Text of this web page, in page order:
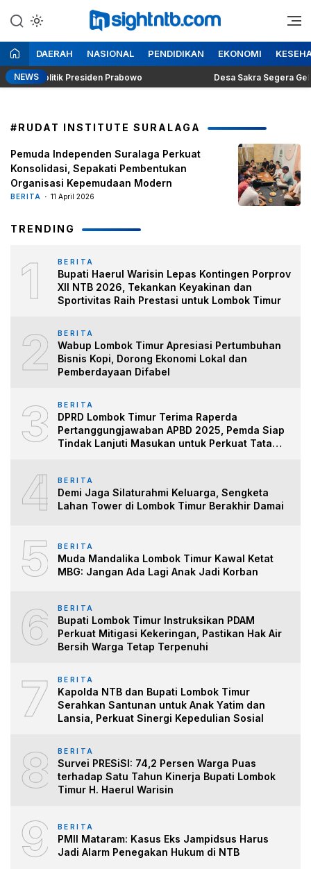
ke
konten
Insight NTB
Berita Seputar NTB
DAERAH NASIONAL PENDIDIKAN EKONOMI
NEWS
Politik Presiden Prabowo Desa Sakra Segera Gelar
#RUDAT INSTITUTE SURALAGA
Pemuda Independen Suralaga Perkuat
Konsolidasi, Sepakati Pembentukan
Organisasi Kepemudaan Modern
BERITA 11 April 2026
TRENDING
1 BERITA
Bupati Haerul Warisin Lepas Kontingen Porprov
XII NTB 2026, Tekankan Keyakinan dan
Sportivitas Raih Prestasi untuk Lombok Timur
2 BERITA
Wabup Lombok Timur Apresiasi Pertumbuhan
Bisnis Kopi, Dorong Ekonomi Lokal dan
Pemberdayaan Difabel
3 BERITA
DPRD Lombok Timur Terima Raperda
Pertanggungjawaban APBD 2025, Pemda Siap
Tindak Lanjuti Masukan untuk Perkuat Tata
4 BERITA
Demi Jaga Silaturahmi Keluarga, Sengketa
Lahan Tower di Lombok Timur Berakhir Damai
5 BERITA
Muda Mandalika Lombok Timur Kawal Ketat
MBG: Jangan Ada Lagi Anak Jadi Korban
6 BERITA
Bupati Lombok Timur Instruksikan PDAM
Perkuat Mitigasi Kekeringan, Pastikan Hak Air
Bersih Warga Tetap Terpenuhi
7 BERITA
Kapolda NTB dan Bupati Lombok Timur
Serahkan Santunan untuk Anak Yatim dan
Lansia, Perkuat Sinergi Kepedulian Sosial
8 BERITA
Survei PRESiSI: 74,2 Persen Warga Puas
terhadap Satu Tahun Kinerja Bupati Lombok
Timur H. Haerul Warisin
9 BERITA
PMII Mataram: Kasus Eks Jampidsus Harus
Jadi Alarm Penegakan Hukum di NTB